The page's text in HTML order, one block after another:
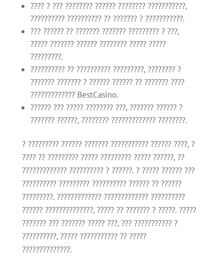
???? ? ??? ???????? ?????? ???????? ???????????,
?????????? ?????????? ?? ??????? ? ???????????.
??? ?????? ?? ??????? ??????? ????????? ? ???,
????? ??????? ?????? ???????? ????? ?????
?????????.
?????????? ?? ?????????? ?????????, ???????? ?
??????? ??????? ? ?????? ?????? ?? ??????? ????
????????????? BestCasino.
?????? ??? ????? ???????? ???, ??????? ?????? ?
??????? ??????, ???????? ????????????? ????????.
? ????????? ?????? ??????? ??????????? ?????? ????, ?
???? ?? ????????? ????? ????????? ????? ??????, ??
????????????? ?????????? ? ??????. ? ????? ?????? ???
?????????? ????????? ?????????? ?????? ?? ??????
?????????. ????????????? ????????????? ??????????
?????? ??????????????, ????? ?? ??????? ? ?????. ?????
??????? ??? ??????? ????? ???, ??? ??????????? ?
??????????, ????? ??????????? ?? ?????
??????????????.